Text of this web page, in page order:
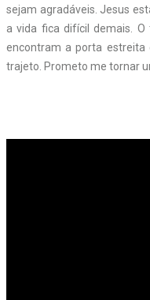
sejam agradáveis. Jesus
a vida fica difícil demais.
encontram a porta estreita
trajeto. Prometo me tornar